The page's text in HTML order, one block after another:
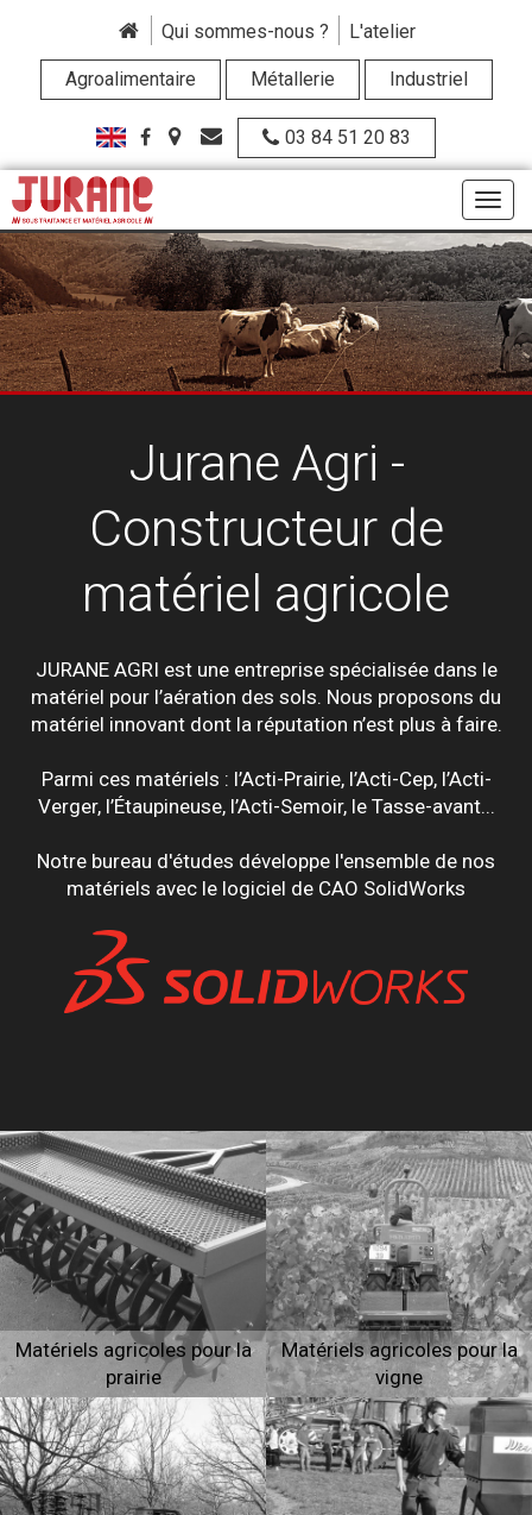
Qui sommes-nous ? L'atelier
Agroalimentaire Métallerie Industriel
03 84 51 20 83
Jurane Agri -
Constructeur de
matériel agricole
JURANE AGRI est une entreprise spécialisée dans le
matériel pour l’aération des sols. Nous proposons du
matériel innovant dont la réputation n’est plus à faire.
Parmi ces matériels : l’Acti-Prairie, l’Acti-Cep, l’Acti-
Verger, l’Étaupineuse, l’Acti-Semoir, le Tasse-avant...
Notre bureau d'études développe l'ensemble de nos
matériels avec le logiciel de CAO SolidWorks
Matériels agricoles pour la
prairie
Matériels agricoles pour la
vigne